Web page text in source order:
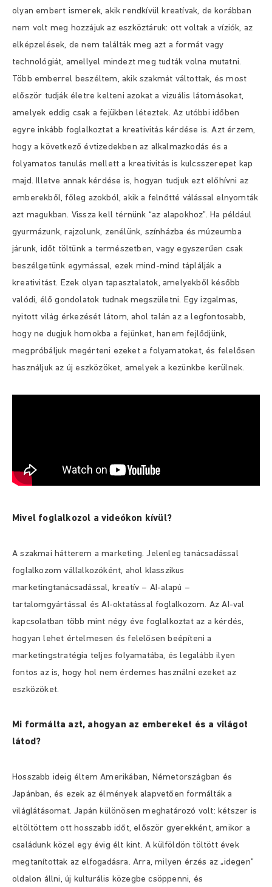
olyan embert ismerek, akik rendkívül kreatívak, de korábban
nem volt meg hozzájuk az eszköztáruk: ott voltak a víziók, az
elképzelések, de nem találták meg azt a formát vagy
technológiát, amellyel mindezt meg tudták volna mutatni.
Több emberrel beszéltem, akik szakmát váltottak, és most
először tudják életre kelteni azokat a vizuális látomásokat,
amelyek eddig csak a fejükben léteztek. Az utóbbi időben
egyre inkább foglalkoztat a kreativitás kérdése is. Azt érzem,
hogy a következő évtizedekben az alkalmazkodás és a
folyamatos tanulás mellett a kreativitás is kulcsszerepet kap
majd. Illetve annak kérdése is, hogyan tudjuk ezt előhívni az
emberekből, főleg azokból, akik a felnőtté válással elnyomták
azt magukban. Vissza kell térnünk “az alapokhoz”. Ha például
gyurmázunk, rajzolunk, zenélünk, színházba és múzeumba
járunk, időt töltünk a természetben, vagy egyszerűen csak
beszélgetünk egymással, ezek mind-mind táplálják a
kreativitást. Ezek olyan tapasztalatok, amelyekből később
valódi, élő gondolatok tudnak megszületni. Egy izgalmas,
nyitott világ érkezését látom, ahol talán az a legfontosabb,
hogy ne dugjuk homokba a fejünket, hanem fejlődjünk,
megpróbáljuk megérteni ezeket a folyamatokat, és felelősen
használjuk az új eszközöket, amelyek a kezünkbe kerülnek.
Mivel foglalkozol a videókon kívül?
A szakmai hátterem a marketing. Jelenleg tanácsadással
foglalkozom vállalkozóként, ahol klasszikus
marketingtanácsadással, kreatív – AI-alapú –
tartalomgyártással és AI-oktatással foglalkozom. Az AI-val
kapcsolatban több mint négy éve foglalkoztat az a kérdés,
hogyan lehet értelmesen és felelősen beépíteni a
marketingstratégia teljes folyamatába, és legalább ilyen
fontos az is, hogy hol nem érdemes használni ezeket az
eszközöket.
Mi formálta azt, ahogyan az embereket és a világot
látod?
Hosszabb ideig éltem Amerikában, Németországban és
Japánban, és ezek az élmények alapvetően formálták a
világlátásomat. Japán különösen meghatározó volt: kétszer is
eltöltöttem ott hosszabb időt, először gyerekként, amikor a
családunk közel egy évig élt kint. A külföldön töltött évek
megtanítottak az elfogadásra. Arra, milyen érzés az „idegen”
oldalon állni, új kulturális közegbe csöppenni, és